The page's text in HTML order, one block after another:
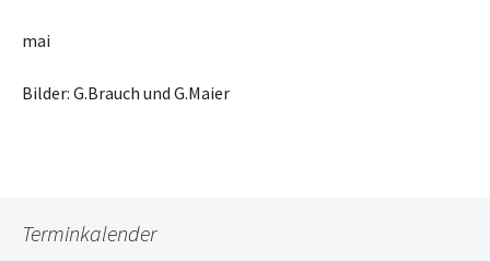
mai
Bilder: G.Brauch und G.Maier
Terminkalender